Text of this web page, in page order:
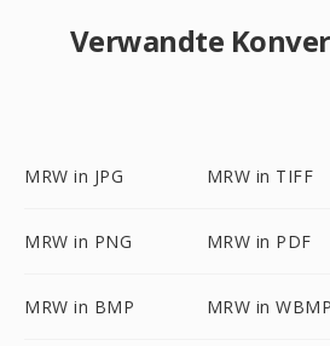
Verwandte
MRW in JPG MRW in TIFF
MRW in PNG MRW in PDF
MRW in BMP MRW in WBMP